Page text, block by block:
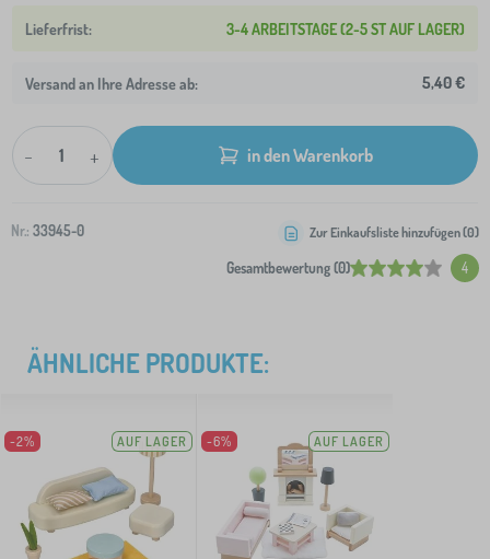
3-4 ARBEITSTAGE (2-5 ST AUF LAGER)
Versand an Ihre Adresse ab: 5,40 €
- + in den Warenkorb
Nr.: 33945-0
Gesamtbewertung (0) 4
Zur Einkaufsliste hinzufügen (0)
ÄHNLICHE PRODUKTE:
-2% AUF LAGER -6% AUF LAGER